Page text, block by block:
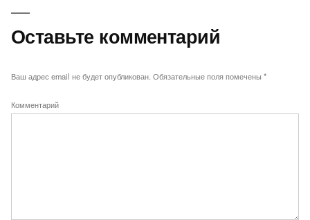
Оставьте комментарий
Ваш адрес email не будет опубликован. Обязательные поля помечены *
Комментарий